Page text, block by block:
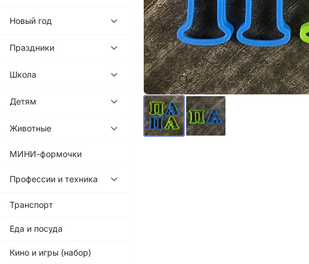
Новый год
Праздники
Школа
Детям
Животные
МИНИ-формочки
Профессии и техника
Транспорт
Еда и посуда
Кино и игры (набор)